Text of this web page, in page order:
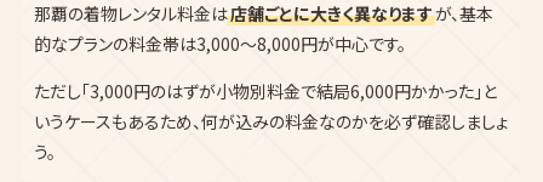
那覇の着物レンタル料金は店舗ごとに大きく異なりますが、基本
的なプランの料金帯は3,000〜8,000円が中心です。
ただし「3,000円のはずが小物別料金で結局6,000円かかった」と
いうケースもあるため、何が込みの料金なのかを必ず確認しましょ
う。